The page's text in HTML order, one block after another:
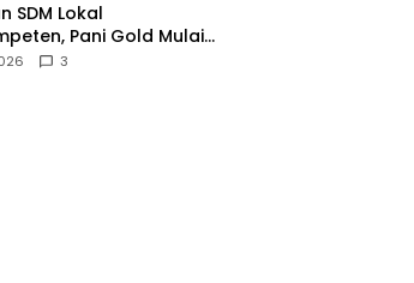
SDM Lokal
Pani Gold Mulai
dengan Kampus-
3